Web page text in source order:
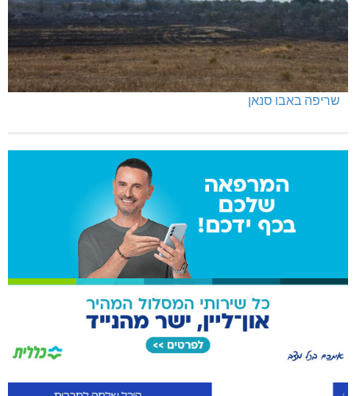
שריפה באבו סנאן